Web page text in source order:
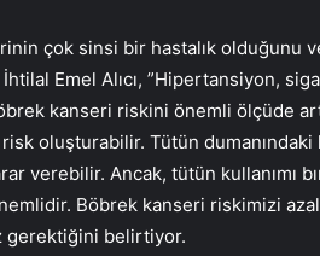
çok sinsi bir hastalık olduğunu
Emel Alıcı, ”Hipertansiyon,
kanseri riskini önemli ölçüde
oluşturabilir. Tütün
verebilir. Ancak, tütün kullanımı
Böbrek kanseri riskimizi
gerektiğini belirtiyor.